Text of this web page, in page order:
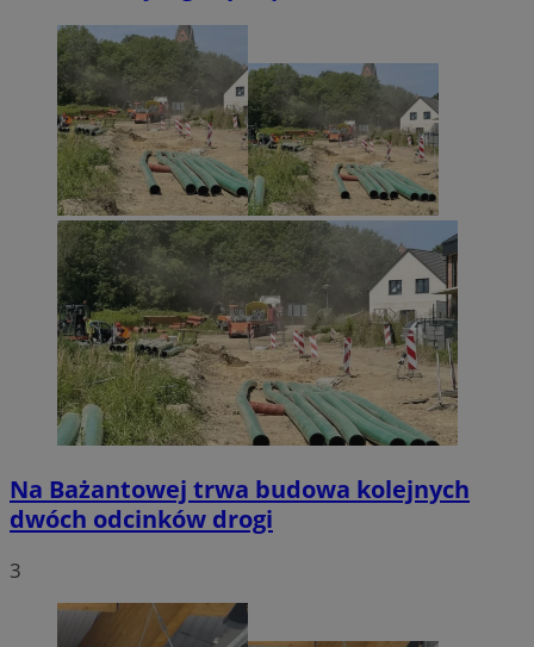
Na Bażantowej trwa budowa kolejnych
dwóch odcinków drogi
3